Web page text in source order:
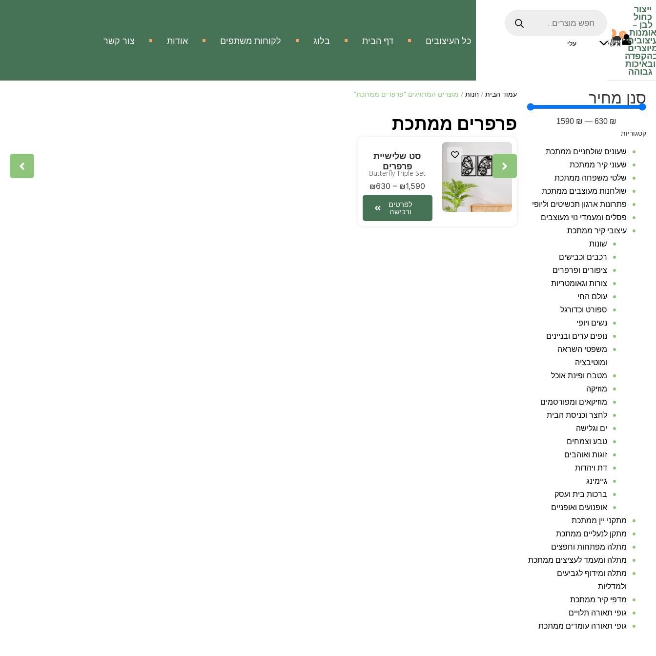
ייצור
כחול
לבן –
אומנות
ובאיכות
גבוהה
₪0
0
עלי
0
אזור
אישי כל העיצובים דף הבית בלוג לקוחות משתפים אודות צור קשר
סנן מחיר
₪
630
—
₪
1590
קטגוריות
שעונים שולחניים ממתכת
שעוני קיר ממתכת
שלטי משפחה ממתכת
שולחנות מעוצבים ממתכת
פתרונות ארגון תכשיטים וליופי
פסלים ומעמדי נוי מעוצבים
עיצובי קיר ממתכת
שונות
רכבים וכבישים
ציפורים ופרפרים
צורות וגאומטריות
עולם החי
ספורט וכדורגל
נשים ויופי
נופים ערים ובניינים
משפטי השראה
ומוטיבציה
מטבח ופינת אוכל
מוזיקה
מוזיקאים ומפורסמים
לחצר וכניסת הבית
ים וגלישה
טבע וצמחים
זוגות ואוהבים
דת ויהדות
גיימינג
ברכות בית ועסק
אופנועים ואופניים
מתקני יין ממתכת
מתקן לנעליים ממתכת
מתלה מפתחות וחפצים
מתלה ומעמד לעציצים ממתכת
מתלה ומידוף לגביעים
ולמדליות
מדפי קיר ממתכת
גופי תאורה תלויים
גופי תאורה עומדים ממתכת
עמוד הבית/ חנות/ מוצרים המתויגים “פרפרים ממתכת”
פרפרים ממתכת
סט שלישיית
פרפרים
Butterfly Triple Set
₪630 – ₪1,590
לפרטים
ורכישה